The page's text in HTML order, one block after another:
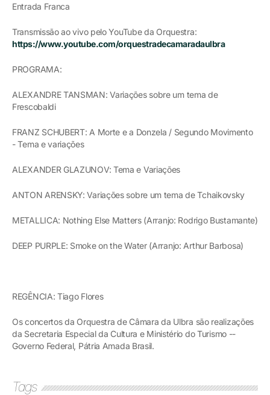
Entrada Franca
Transmissão ao vivo pelo YouTube da Orquestra:
https://www.youtube.com/orquestradecamaradaulbra
PROGRAMA:
ALEXANDRE TANSMAN: Variações sobre um tema de
Frescobaldi
FRANZ SCHUBERT: A Morte e a Donzela / Segundo Movimento
- Tema e variações
ALEXANDER GLAZUNOV: Tema e Variações
ANTON ARENSKY: Variações sobre um tema de Tchaikovsky
METALLICA: Nothing Else Matters (Arranjo: Rodrigo Bustamante)
DEEP PURPLE: Smoke on the Water (Arranjo: Arthur Barbosa)
REGÊNCIA: Tiago Flores
Os concertos da Orquestra de Câmara da Ulbra são realizações
da Secretaria Especial da Cultura e Ministério do Turismo --
Governo Federal, Pátria Amada Brasil.
Tags